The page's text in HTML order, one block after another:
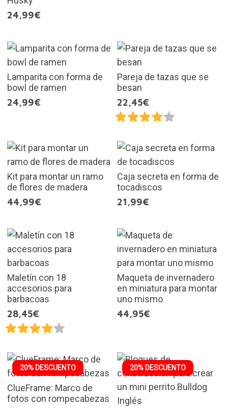
24,99€
Lamparita con forma de
bowl de ramen
24,99€
Pareja de tazas que se
besan
22,45€
Kit para montar un ramo
de flores de madera
44,99€
Caja secreta en forma de
tocadiscos
21,99€
Maletín con 18
accesorios para
barbacoas
28,45€
Maqueta de invernadero
en miniatura para montar
uno mismo
44,95€
20% DESCUENTO
ClueFrame: Marco de
fotos con rompecabezas
20% DESCUENTO